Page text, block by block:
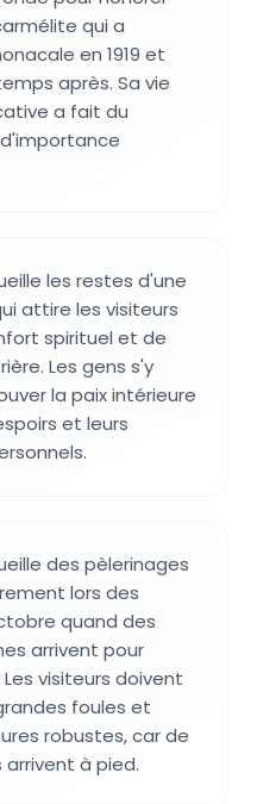
qui a
en 1919 et
après. Sa vie
a fait du
les restes d'une
attire les visiteurs
spirituel et de
Les gens s'y
la paix intérieure
et leurs
des pèlerinages
lors des
quand des
arrivent pour
visiteurs doivent
foules et
robustes, car de
arrivent à pied.